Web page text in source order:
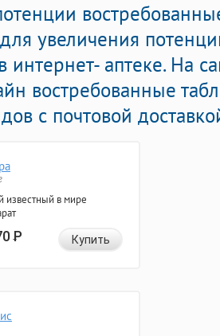
увеличения
интернет- аптеке. На
востребованные
с почтовой
известный в мире
Р Купить